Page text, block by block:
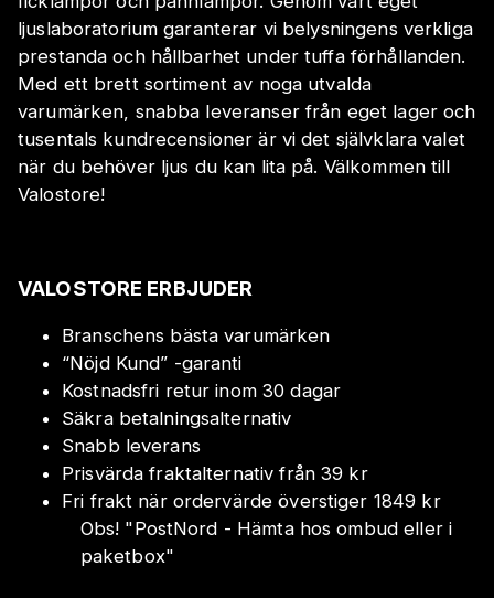
ljuslaboratorium garanterar vi belysningens verkliga
prestanda och hållbarhet under tuffa förhållanden.
Med ett brett sortiment av noga utvalda
varumärken, snabba leveranser från eget lager och
tusentals kundrecensioner är vi det självklara valet
när du behöver ljus du kan lita på. Välkommen till
Valostore!
VALOSTORE ERBJUDER
Branschens bästa varumärken
“Nöjd Kund” -garanti
Kostnadsfri retur inom 30 dagar
Säkra betalningsalternativ
Snabb leverans
Prisvärda fraktalternativ från 39 kr
Fri frakt när ordervärde överstiger 1849 kr
Obs! "PostNord - Hämta hos ombud eller i
paketbox"